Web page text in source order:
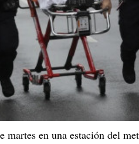
martes en una estación del